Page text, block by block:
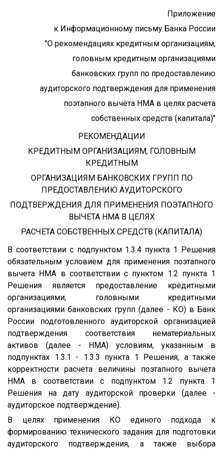
Приложение
к Информационному письму Банка России
"О рекомендациях кредитным организациям,
головным кредитным организациями
банковских групп по предоставлению
аудиторского подтверждения для применения
поэтапного вычета НМА в целях расчета
собственных средств (капитала)"
РЕКОМЕНДАЦИИ
КРЕДИТНЫМ ОРГАНИЗАЦИЯМ, ГОЛОВНЫМ
КРЕДИТНЫМ
ОРГАНИЗАЦИЯМ БАНКОВСКИХ ГРУПП ПО
ПРЕДОСТАВЛЕНИЮ АУДИТОРСКОГО
ПОДТВЕРЖДЕНИЯ ДЛЯ ПРИМЕНЕНИЯ ПОЭТАПНОГО
ВЫЧЕТА НМА В ЦЕЛЯХ
РАСЧЕТА СОБСТВЕННЫХ СРЕДСТВ (КАПИТАЛА)
В соответствии с подпунктом 1.3.4 пункта 1 Решения
обязательным условием для применения поэтапного
вычета НМА в соответствии с пунктом 1.2 пункта 1
Решения является предоставление кредитными
организациями, головными кредитными
организациями банковских групп (далее - КО) в Банк
России подготовленного аудиторской организацией
подтверждения соответствия нематериальных
активов (далее - НМА) условиям, указанным в
подпунктах 1.3.1 - 1.3.3 пункта 1 Решения, а также
корректности расчета величины поэтапного вычета
НМА в соответствии с подпунктом 1.2 пункта 1
Решения на дату аудиторской проверки (далее -
аудиторское подтверждение).
В целях применения КО единого подхода к
формированию технического задания для подготовки
аудиторского подтверждения, а также выбора